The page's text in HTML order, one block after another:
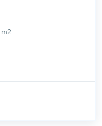
m2